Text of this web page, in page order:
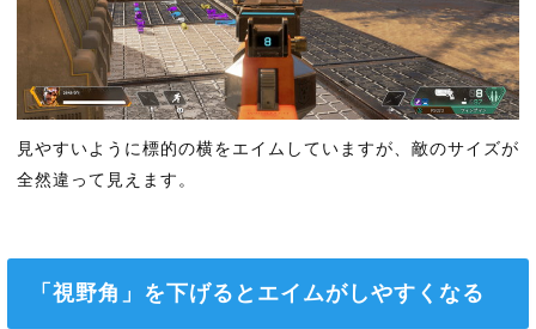
見やすいように標的の横をエイムしていますが、敵のサイズが
全然違って見えます。
「視野角」を下げるとエイムがしやすくなる